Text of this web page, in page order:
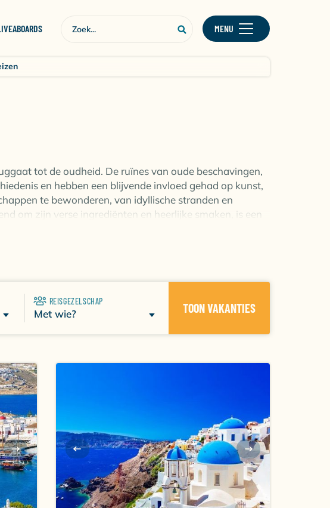
MENU
tot de oudheid. De ruïnes van oude beschavingen,
en hebben een blijvende invloed gehad op kunst,
te bewonderen, van idyllische stranden en
om zijn verse ingrediënten en heerlijke smaken, is een
vis, vergezeld van een glas lokale wijn.
door zijn ongeëvenaarde schoonheid en
heerlijk eten, zonnig klimaat en natuurlijk de
bieden: spectaculaire steile muren, kleurrijke grotten,
en Ionische zee herbergen echt een schat aan
zich door een buitengewone helderheid en het
zijn verschillende soorten duiken die je kunt maken:
40 meter en veel rust op de duikstekken, ben je
REISGEZELSCHAP
Met wie? TOON VAKANTIES